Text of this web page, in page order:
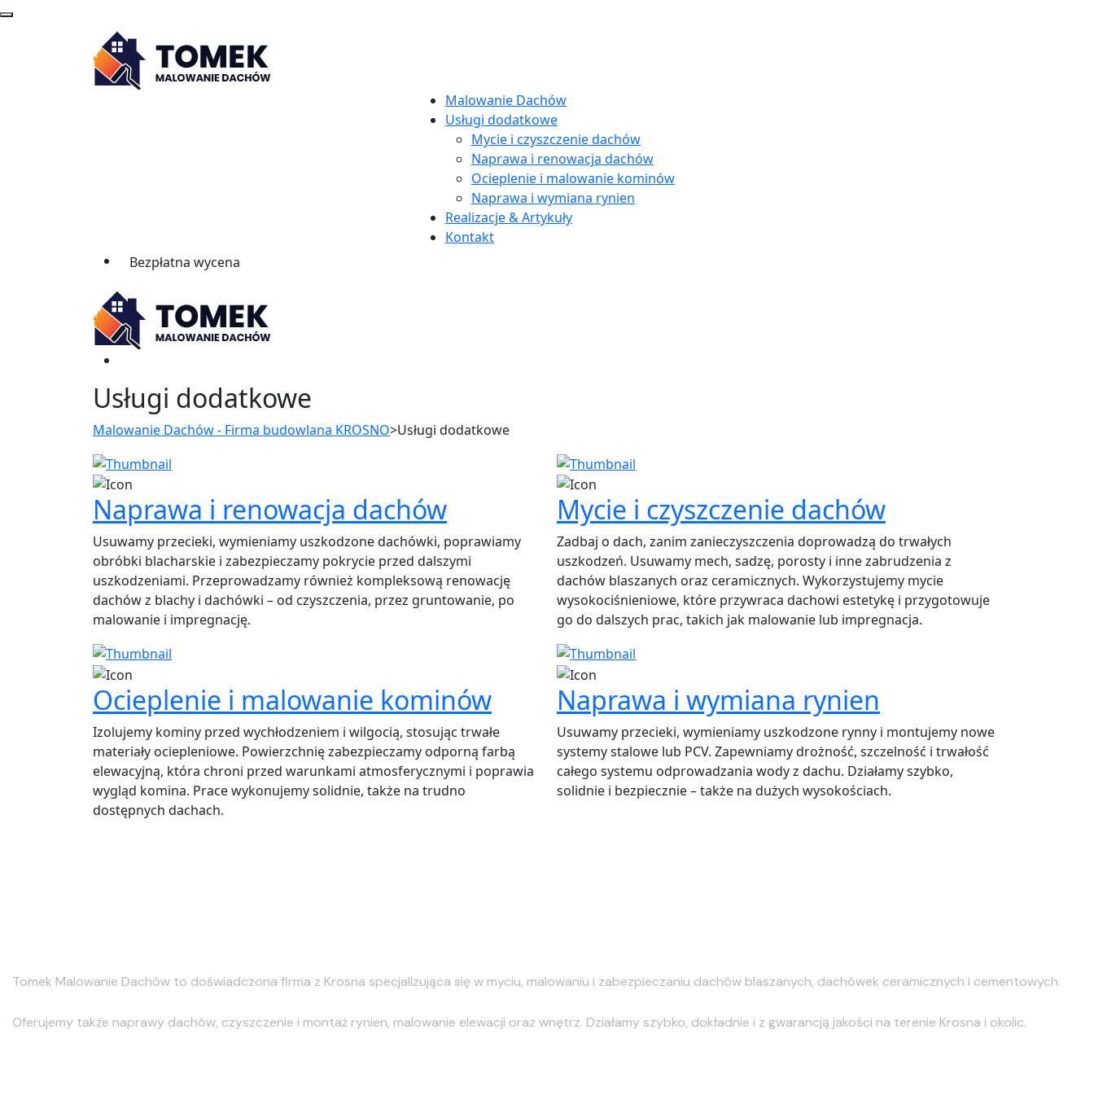
Malowanie Dachów
Usługi dodatkowe
Mycie i czyszczenie dachów
Naprawa i renowacja dachów
Ocieplenie i malowanie kominów
Naprawa i wymiana rynien
Realizacje & Artykuły
Kontakt
Bezpłatna wycena
Usługi dodatkowe
Malowanie Dachów - Firma budowlana KROSNO>Usługi dodatkowe
Naprawa i renowacja dachów
Usuwamy przecieki, wymieniamy uszkodzone dachówki, poprawiamy
obróbki blacharskie i zabezpieczamy pokrycie przed dalszymi
uszkodzeniami. Przeprowadzamy również kompleksową renowację
dachów z blachy i dachówki – od czyszczenia, przez gruntowanie, po
malowanie i impregnację.
Mycie i czyszczenie dachów
Zadbaj o dach, zanim zanieczyszczenia doprowadzą do trwałych
uszkodzeń. Usuwamy mech, sadzę, porosty i inne zabrudzenia z
dachów blaszanych oraz ceramicznych. Wykorzystujemy mycie
wysokociśnieniowe, które przywraca dachowi estetykę i przygotowuje
go do dalszych prac, takich jak malowanie lub impregnacja.
Ocieplenie i malowanie kominów
Izolujemy kominy przed wychłodzeniem i wilgocią, stosując trwałe
materiały ociepleniowe. Powierzchnię zabezpieczamy odporną farbą
elewacyjną, która chroni przed warunkami atmosferycznymi i poprawia
wygląd komina. Prace wykonujemy solidnie, także na trudno
dostępnych dachach.
Naprawa i wymiana rynien
Usuwamy przecieki, wymieniamy uszkodzone rynny i montujemy nowe
systemy stalowe lub PCV. Zapewniamy drożność, szczelność i trwałość
całego systemu odprowadzania wody z dachu. Działamy szybko,
solidnie i bezpiecznie – także na dużych wysokościach.
Tomek Malowanie Dachów to doświadczona firma z Krosna specjalizująca się w myciu, malowaniu i zabezpieczaniu dachów blaszanych, dachówek ceramicznych i cementowych.
Oferujemy także naprawy dachów, czyszczenie i montaż rynien, malowanie elewacji oraz wnętrz. Działamy szybko, dokładnie i z gwarancją jakości na terenie Krosna i okolic.